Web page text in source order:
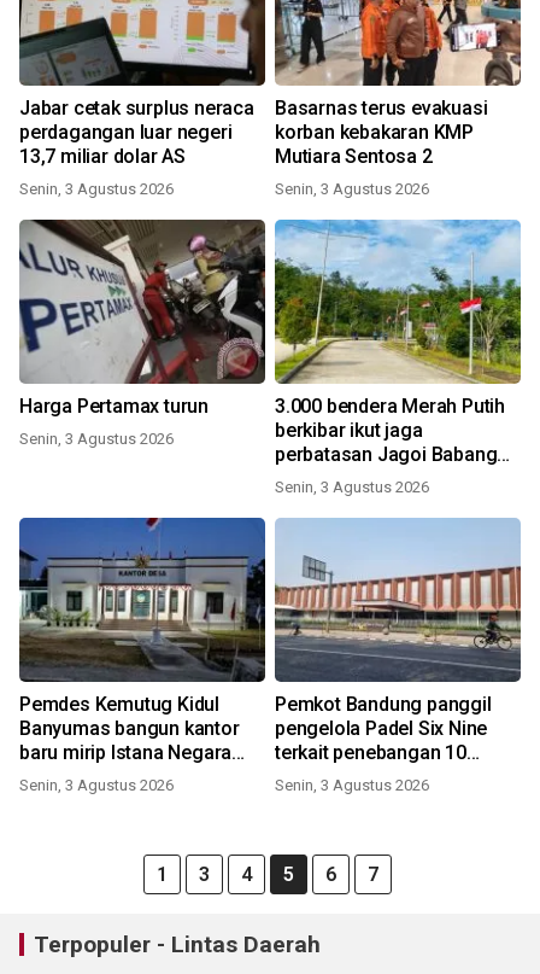
Jabar cetak surplus neraca
perdagangan luar negeri
13,7 miliar dolar AS
Senin, 3 Agustus 2026
Basarnas terus evakuasi
korban kebakaran KMP
Mutiara Sentosa 2
Senin, 3 Agustus 2026
Harga Pertamax turun
Senin, 3 Agustus 2026
3.000 bendera Merah Putih
berkibar ikut jaga
perbatasan Jagoi Babang
Kalbar
Senin, 3 Agustus 2026
Pemdes Kemutug Kidul
Banyumas bangun kantor
baru mirip Istana Negara
demi pelayanan
Senin, 3 Agustus 2026
Pemkot Bandung panggil
pengelola Padel Six Nine
terkait penebangan 10
pohon
Senin, 3 Agustus 2026
1 3 4 5 6 7
Terpopuler - Lintas Daerah